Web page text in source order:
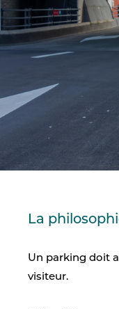
La
Un parking doit
visiteur.